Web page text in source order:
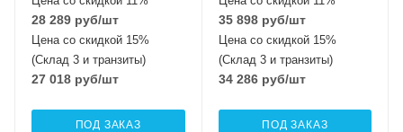
28 289 руб/шт
Цена со скидкой 15%
(Склад 3 и транзиты)
27 018 руб/шт
ПОД ЗАКАЗ
35 898руб/шт
Цена со скидкой 15%
(Склад 3 и транзиты)
34 286руб/шт
ПОД ЗАКАЗ